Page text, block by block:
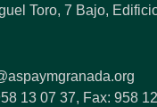
Toro, 7 Bajo,
13 07 37, Fax: 958